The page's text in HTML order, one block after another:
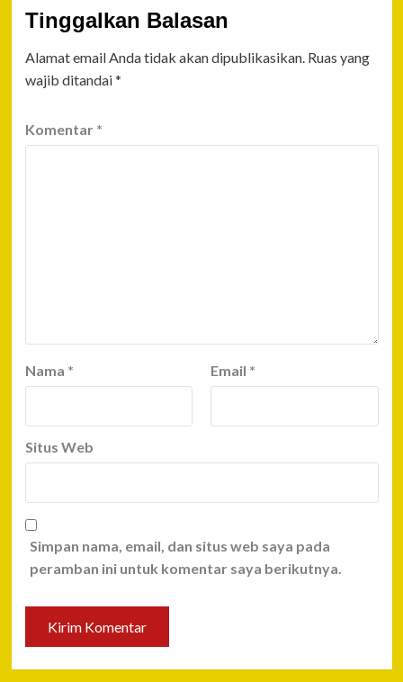
Tinggalkan Balasan
Alamat email Anda tidak akan dipublikasikan. Ruas yang
wajib ditandai*
Komentar *
Nama * Email *
Situs Web
Simpan nama, email, dan situs web saya pada
peramban ini untuk komentar saya berikutnya.